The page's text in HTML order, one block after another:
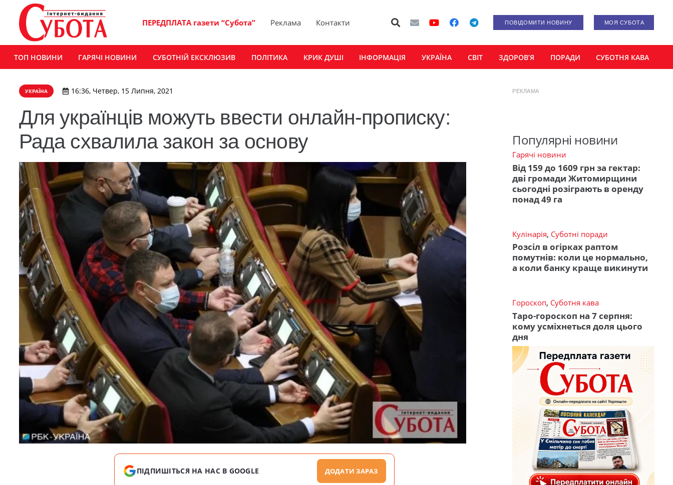
ПЕРЕДПЛАТА газети “Субота” Реклама Контакти ПОВІДОМИТИ НОВИНУ МОЯ СУБОТА
ТОП НОВИНИ ГАРЯЧІ НОВИНИ СУБОТНІЙ ЕКСКЛЮЗИВ ПОЛІТИКА КРИК ДУШІ ІНФОРМАЦІЯ УКРАЇНА СВІТ ЗДОРОВ’Я ПОРАДИ СУБОТНЯ КАВА
УКРАЇНА 16:36, Четвер, 15 Липня, 2021
Для українців можуть ввести онлайн-прописку:
Рада схвалила закон за основу
ПІДПИШІТЬСЯ НА НАС В GOOGLE ДОДАТИ ЗАРАЗ
РЕКЛАМА
Популярні новини
Гарячі новини
Від 159 до 1609 грн за гектар:
дві громади Житомирщини
сьогодні розіграють в оренду
понад 49 га
Кулінарія, Суботні поради
Розсіл в огірках раптом
помутнів: коли це нормально,
а коли банку краще викинути
Гороскоп, Суботня кава
Таро-гороскоп на 7 серпня:
кому усміхнеться доля цього
дня